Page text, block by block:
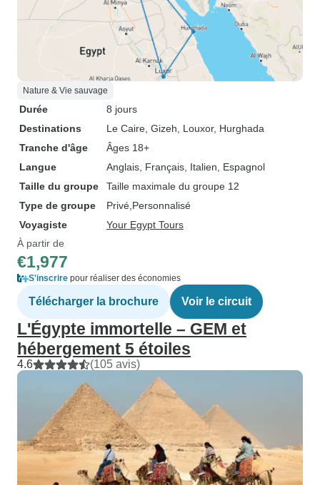
Nature & Vie sauvage
Durée
8 jours
Destinations
Le Caire , Gizeh , Louxor, Hurghada
Tranche d'âge
Âges 18+
Langue
Anglais, Français, Italien, Espagnol
Taille du groupe
Taille maximale du groupe 12
Type de groupe
Privé Personnalisé
Voyagiste
Your Egypt Tours
À partir de
€1,977
S'inscrire pour réaliser des économies
Télécharger la brochure Voir le circuit
L'Égypte immortelle – GEM et
hébergement 5 étoiles
4.6 (105 avis)